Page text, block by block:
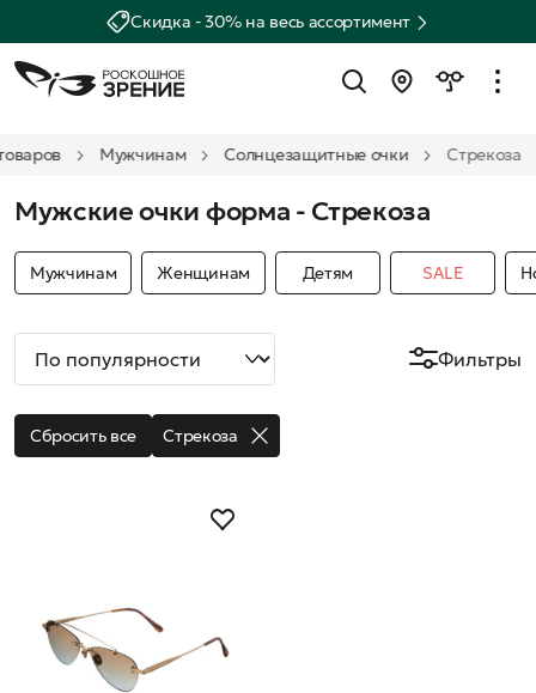
Скидка - 30% на весь ассортимент
Мужчинам Солнцезащитные очки Стрекоза
Мужские очки форма - Стрекоза
Мужчинам Женщинам Детям SALE
Фильтры
Стрекоза
Сбросить все